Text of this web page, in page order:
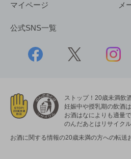
マイページ メ
公式SNS一覧
ストップ！20歳未満飲
妊娠中や授乳期の飲酒
お酒はなによりも適量で
のんだあとはリサイクル
お酒に関する情報の20歳未満の方への転送